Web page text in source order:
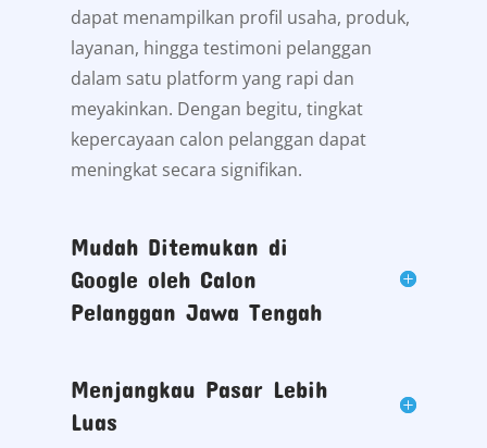
dapat menampilkan profil usaha, produk,
layanan, hingga testimoni pelanggan
dalam satu platform yang rapi dan
meyakinkan. Dengan begitu, tingkat
kepercayaan calon pelanggan dapat
meningkat secara signifikan.
Mudah Ditemukan di
Google oleh Calon
Pelanggan Jawa Tengah
Menjangkau Pasar Lebih
Luas